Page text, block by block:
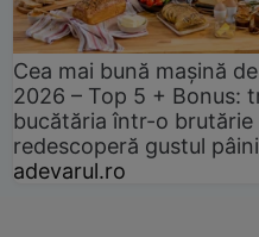
Cea mai bună mașină
2026 – Top 5 + Bonus:
bucătăria într-o brutărie
redescoperă gustul
adevarul.ro